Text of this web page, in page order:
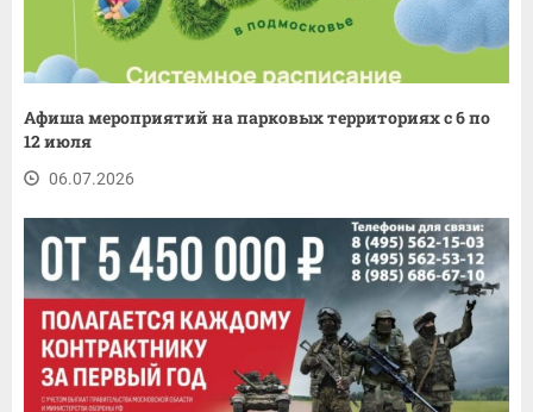
Афиша мероприятий на парковых территориях с 6 по
12 июля
06.07.2026